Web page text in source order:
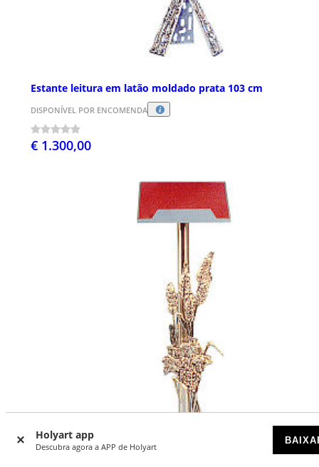
Holyart app
Descubra agora a APP de Holyart
Estante leitura em latão moldado prata 103 cm
DISPONÍVEL POR ENCOMENDA
€ 1.300,00